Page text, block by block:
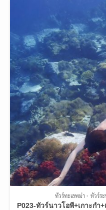
ทัวร์ทะเลพม่า ทัวร์ร
P023-ทัวร์นาวโอพี+เกาะกำ